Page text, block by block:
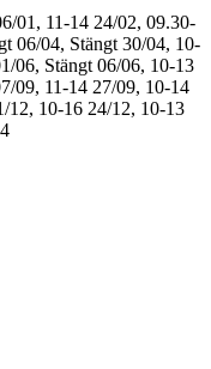
01, 11-14 24/02, 09.30-
06/04, Stängt 30/04, 10-
06, Stängt 06/06, 10-13
09, 11-14 27/09, 10-14
12, 10-16 24/12, 10-13